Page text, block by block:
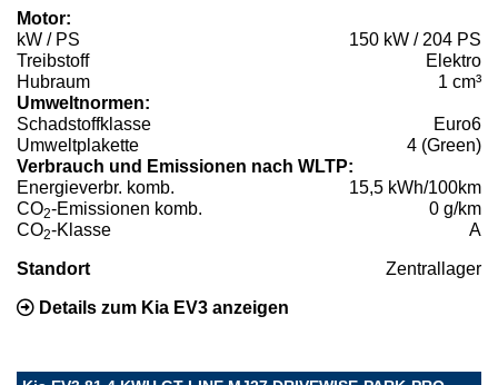
Motor:
kW / PS
150 kW / 204 PS
Treibstoff
Elektro
Hubraum
1 cm³
Umweltnormen:
Schadstoffklasse
Euro6
Umweltplakette
4 (Green)
Verbrauch und Emissionen nach WLTP:
Energieverbr. komb.
15,5 kWh/100km
CO2-Emissionen komb.
0 g/km
CO2-Klasse A
Standort Zentrallager
Details zum Kia EV3 anzeigen